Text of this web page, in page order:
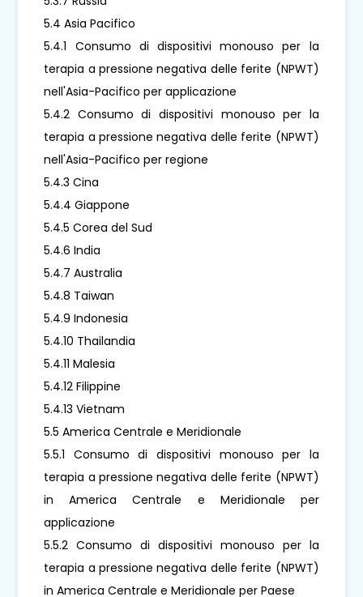
5.4 Asia Pacifico
5.4.1 Consumo di dispositivi monouso per la
terapia a pressione negativa delle ferite (NPWT)
nell'Asia-Pacifico per applicazione
5.4.2 Consumo di dispositivi monouso per la
terapia a pressione negativa delle ferite (NPWT)
nell'Asia-Pacifico per regione
5.4.3 Cina
5.4.4 Giappone
5.4.5 Corea del Sud
5.4.6 India
5.4.7 Australia
5.4.8 Taiwan
5.4.9 Indonesia
5.4.10 Thailandia
5.4.11 Malesia
5.4.12 Filippine
5.4.13 Vietnam
5.5 America Centrale e Meridionale
5.5.1 Consumo di dispositivi monouso per la
terapia a pressione negativa delle ferite (NPWT)
in America Centrale e Meridionale per
applicazione
5.5.2 Consumo di dispositivi monouso per la
terapia a pressione negativa delle ferite (NPWT)
in America Centrale e Meridionale per Paese